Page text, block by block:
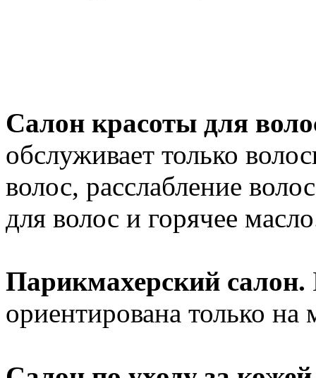
Салон красоты для
обслуживает только
волос, расслабление
для волос и горячее
Парикмахерский салон.
ориентирована только